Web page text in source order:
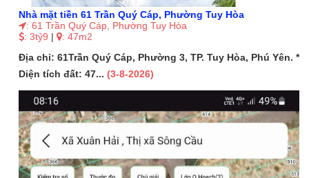
Nhà mặt tiền 61 Trần Quý Cáp, Phường Tuy Hòa
: 61 Trần Quý Cáp, Phường Tuy Hòa
: 3tỷ9 | : 47m2
Địa chỉ: 61Trần Quý Cáp, Phường 3, TP. Tuy Hòa, Phú Yên. *
Diện tích đất: 47...(3-8-2026)